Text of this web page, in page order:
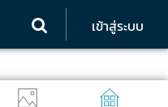
เข้าสู่ระบบ